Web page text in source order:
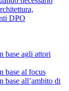
DPO
base agli attori
base al focus
base all’ambito di